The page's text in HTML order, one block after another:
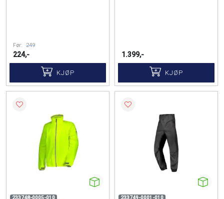
Før: 249
224,-
KJØP
1.399,-
KJØP
233748-0005-010 233749-0001-010